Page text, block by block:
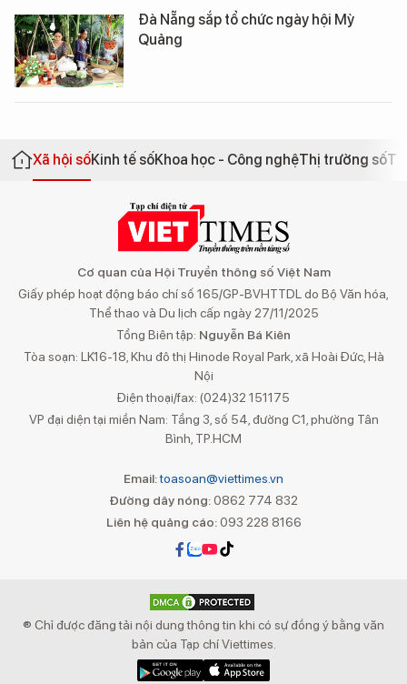
Đà Nẵng sắp tổ chức ngày hội Mỳ
Quảng
Xã hội sốKinh tế sốKhoa học - Công nghệThị trường số
Cơ quan của Hội Truyền thông số Việt Nam
Giấy phép hoạt động báo chí số 165/GP-BVHTTDL do Bộ Văn hóa,
Thể thao và Du lịch cấp ngày 27/11/2025
Tổng Biên tập: Nguyễn Bá Kiên
Tòa soạn: LK16-18, Khu đô thị Hinode Royal Park, xã Hoài Đức, Hà
Nội
Điện thoại/fax: (024)32 151175
VP đại diện tại miền Nam: Tầng 3, số 54, đường C1, phường Tân
Bình, TP.HCM
Email:toasoan@viettimes.vn
Đường dây nóng: 0862 774 832
Liên hệ quảng cáo:093 228 8166
® Chỉ được đăng tải nội dung thông tin khi có sự đồng ý bằng văn
bản của Tạp chí Viettimes.